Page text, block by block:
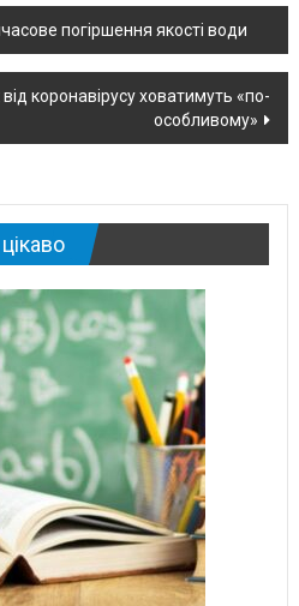
погіршення якості води
коронавірусу ховатимуть «по-
особливому»